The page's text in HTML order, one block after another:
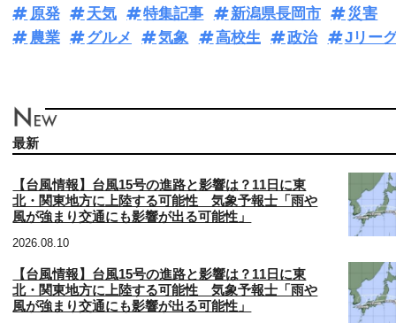
原発
天気 特集記事 新潟県長岡市
災害
農業
グルメ 気象 高校生 政治 Jリー
最新
【台風情報】台風15号の進路と影響は？11日に東
北・関東地方に上陸する可能性 気象予報士「雨や
風が強まり交通にも影響が出る可能性」
2026.08.10
【台風情報】台風15号の進路と影響は？11日に東
北・関東地方に上陸する可能性 気象予報士「雨や
風が強まり交通にも影響が出る可能性」